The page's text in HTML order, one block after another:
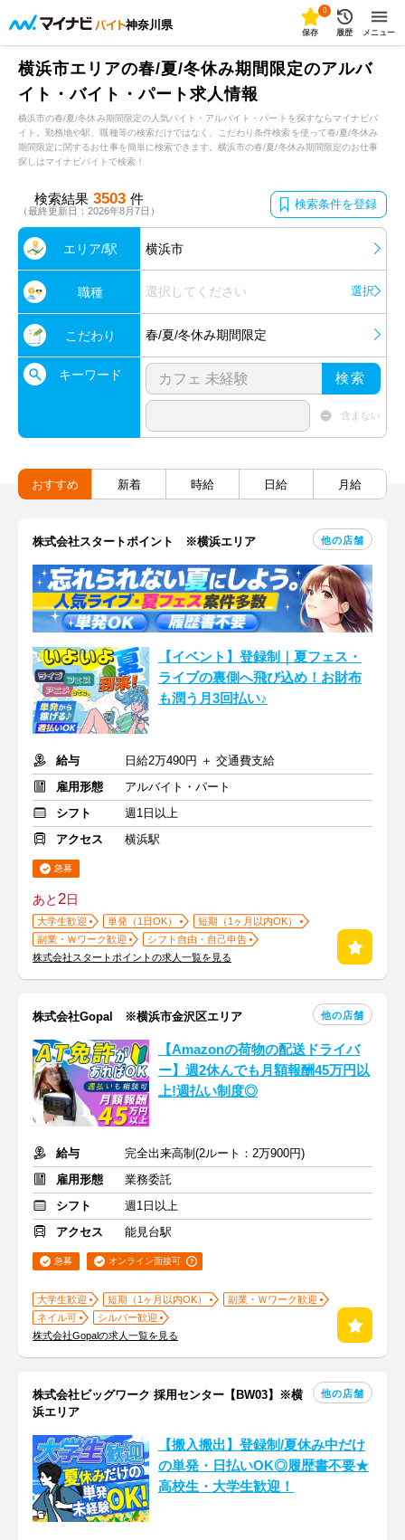
神奈川県
0
保存 履歴 メニュー
横浜市エリアの春/夏/冬休み期間限定のアルバ
イト・バイト・パート求人情報
横浜市の春/夏/冬休み期間限定の人気バイト・アルバイト・パートを探すならマイナビバ
イト。勤務地や駅、職種等の検索だけではなく、こだわり条件検索を使って春/夏/冬休み
期間限定に関するお仕事を簡単に検索できます。横浜市の春/夏/冬休み期間限定のお仕事
探しはマイナビバイトで検索！
検索結果 3503 件
（最終更新日：2026年8月7日） 検索条件を登録
エリア/駅 横浜市
職種 選択してください 選択
こだわり 春/夏/冬休み期間限定
キーワード 検索
含まない
おすすめ 新着 時給 日給 月給
株式会社スタートポイント ※横浜エリア 他の店舗
【イベント】登録制｜夏フェス・
ライブの裏側へ飛び込め！お財布
も潤う月3回払い♪
給与
日給2万490円 ＋ 交通費支給
雇用形態
アルバイト・パート
シフト
週1日以上
アクセス
横浜駅
急募
あと2日
大学生歓迎 単発（1日OK）
短期（1ヶ月以内OK）
副業・Ｗワーク歓迎
シフト自由・自己申告
株式会社スタートポイントの求人一覧を見る
株式会社Gopal ※横浜市金沢区エリア 他の店舗
【Amazonの荷物の配送ドライバ
ー】週2休んでも月額報酬45万円以
上!週払い制度◎
給与
完全出来高制(2ルート：2万900円)
雇用形態
業務委託
シフト
週1日以上
アクセス
能見台駅
急募 オンライン面接可
大学生歓迎 短期（1ヶ月以内OK）
副業・Ｗワーク歓迎
ネイル可
シルバー歓迎
株式会社Gopalの求人一覧を見る
株式会社ビッグワーク 採用センター【BW03】※横
浜エリア
他の店舗
【搬入搬出】登録制/夏休み中だけ
の単発・日払いOK◎履歴書不要★
高校生・大学生歓迎！